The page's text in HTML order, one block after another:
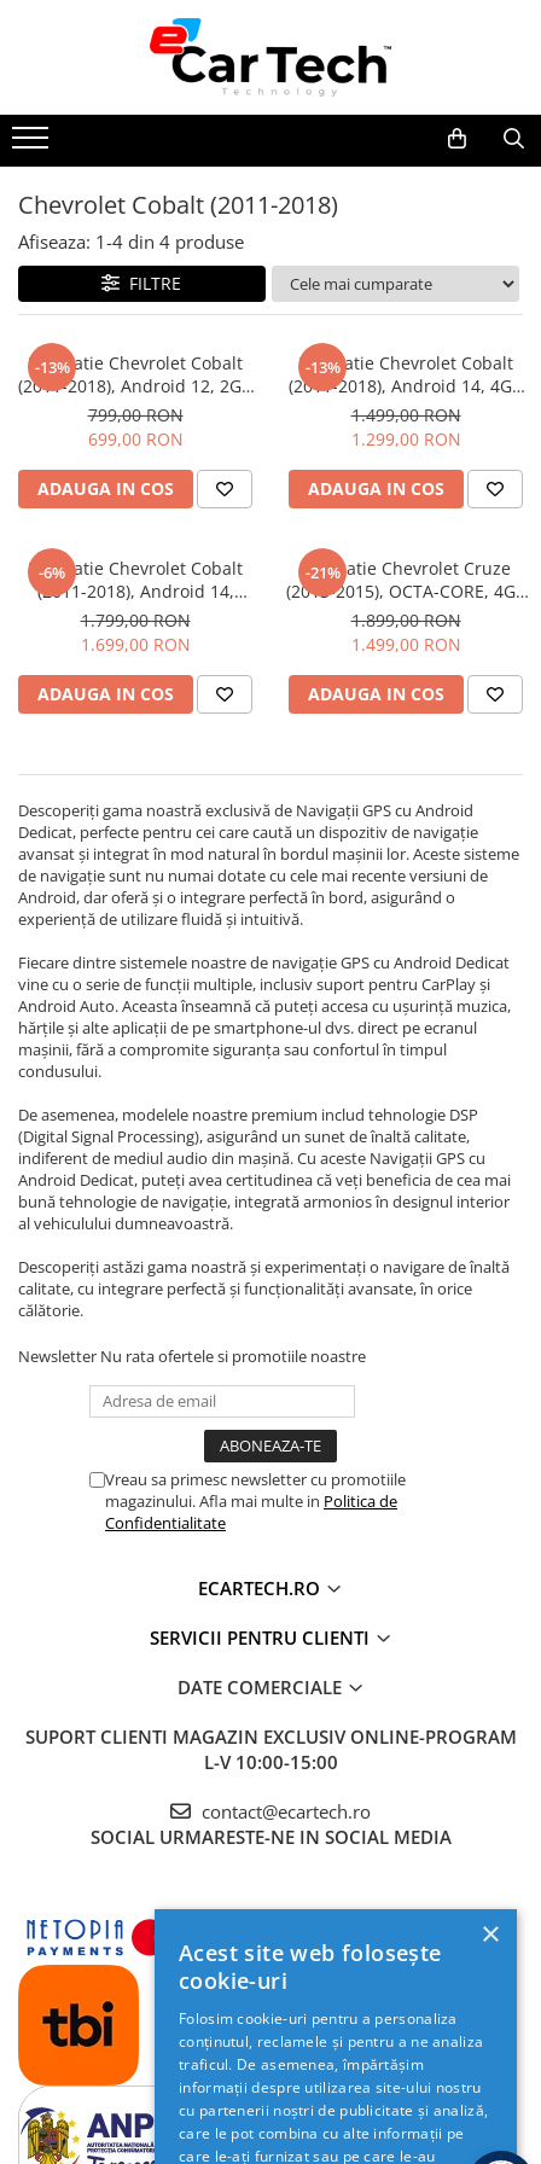
Summer sale
Navigatie dedicata
Navigatii Volkswagen
Navigatii Skoda
Navigatii Seat
Navigatii Ford
Navigatii Opel
Navigatii Hyundai
Navigatii Toyota
Navigatii Dacia
Navigatii Audi
Navigatii BMW
Navigatii Mercedes
Navigatii Fiat
Navigatii Suzuki
Navigatii Mitsubishi
Navigatii Volvo
Navigatii KIA
Navigatii Renault
Navigatii Mazda
Navigatii Smart
Navigatii Chevrolet
Navigatii Jeep
Navigatii Porsche
Navigatii Land Rover
Navigatii Chrysler
Navigatie universala
Playere auto
Navigatii 2 DIN
Navigatie GPS Portabil
CarPlay&Android Auto
Camera marsarier dedicata
Adaptoare Navigatii
Rame adaptare 2DIN
Camera frontala
Suport Telefon
Senzori Parcare
Electrice auto
Redresoare Auto
Modulatoare Auto FM
Chevrolet Cobalt (2011-2018)
Afiseaza: 1-4 din 4 produse
FILTRE
-13%
Navigatie Chevrolet Cobalt
(2011-2018), Android 12, 2GB
RAM 32GB, DSP, Carplay si
Android auto, ecran 9 inch
799,00 RON
699,00 RON
ADAUGA IN COS
-13%
Navigatie Chevrolet Cobalt
(2011-2018), Android 14, 4GB
RAM 64GB, SIM 4G, DSP,
Carplay si Android auto, ecran
9 inch
1.499,00 RON
1.299,00 RON
ADAUGA IN COS
-6%
Navigatie Chevrolet Cobalt
(2011-2018), Android 14,
OCTA-CORE 2.0 GHz, 8GB RAM
128GB, SIM 4G, DSP, Carplay
si Android auto, ecran 9 inch
1.799,00 RON
1.699,00 RON
ADAUGA IN COS
-21%
Navigatie Chevrolet Cruze
(2013-2015), OCTA-CORE, 4GB
RAM 64 GB ROM, Android 14,
ecran 2K QLED 2000 X 1200
PX, 10 inch - ECARTECH
1.899,00 RON
1.499,00 RON
ADAUGA IN COS
Descoperiți gama noastră exclusivă de Navigații GPS cu Android
Dedicat, perfecte pentru cei care caută un dispozitiv de navigație
avansat și integrat în mod natural în bordul mașinii lor. Aceste sisteme
de navigație sunt nu numai dotate cu cele mai recente versiuni de
Android, dar oferă și o integrare perfectă în bord, asigurând o
experiență de utilizare fluidă și intuitivă.
Fiecare dintre sistemele noastre de navigație GPS cu Android Dedicat
vine cu o serie de funcții multiple, inclusiv suport pentru CarPlay și
Android Auto. Aceasta înseamnă că puteți accesa cu ușurință muzica,
hărțile și alte aplicații de pe smartphone-ul dvs. direct pe ecranul
mașinii, fără a compromite siguranța sau confortul în timpul
condusului.
De asemenea, modelele noastre premium includ tehnologie DSP
(Digital Signal Processing), asigurând un sunet de înaltă calitate,
indiferent de mediul audio din mașină. Cu aceste Navigații GPS cu
Android Dedicat, puteți avea certitudinea că veți beneficia de cea mai
bună tehnologie de navigație, integrată armonios în designul interior
al vehiculului dumneavoastră.
Descoperiți astăzi gama noastră și experimentați o navigare de înaltă
calitate, cu integrare perfectă și funcționalități avansate, în orice
călătorie.
Newsletter Nu rata ofertele si promotiile noastre
Vreau sa primesc newsletter cu promotiile
magazinului. Afla mai multe in Politica de
Confidentialitate
ECARTECH.RO
SERVICII PENTRU CLIENTI
DATE COMERCIALE
SUPORT CLIENTI MAGAZIN EXCLUSIV ONLINE-PROGRAM
L-V 10:00-15:00
contact@ecartech.ro
SOCIAL URMARESTE-NE IN SOCIAL MEDIA
×
Acest site web folosește
cookie-uri
Folosim cookie-uri pentru a personaliza
conținutul, reclamele și pentru a ne analiza
traficul. De asemenea, împărtășim
informații despre utilizarea site-ului nostru
cu partenerii noștri de publicitate și analiză,
care le pot combina cu alte informații pe
care le-ați furnizat sau pe care le-au